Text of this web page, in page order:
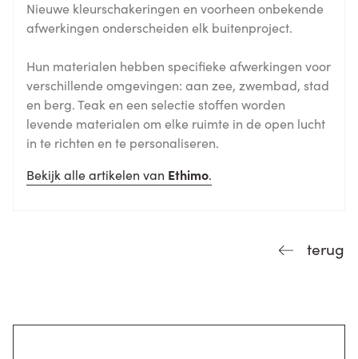
Nieuwe kleurschakeringen en voorheen onbekende
afwerkingen onderscheiden elk buitenproject.
Hun materialen hebben specifieke afwerkingen voor
verschillende omgevingen: aan zee, zwembad, stad
en berg. Teak en een selectie stoffen worden
levende materialen om elke ruimte in de open lucht
in te richten en te personaliseren.
Bekijk alle artikelen van Ethimo.
terug